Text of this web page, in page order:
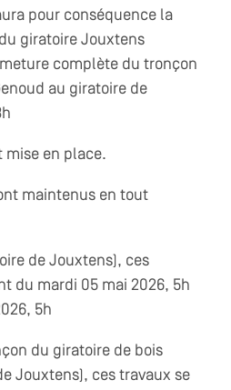
pour conséquence la
giratoire Jouxtens
complète du tronçon
au giratoire de
mise en place.
maintenus en tout
de Jouxtens), ces
du mardi 05 mai 2026, 5h
5h
du giratoire de bois
Jouxtens), ces travaux se